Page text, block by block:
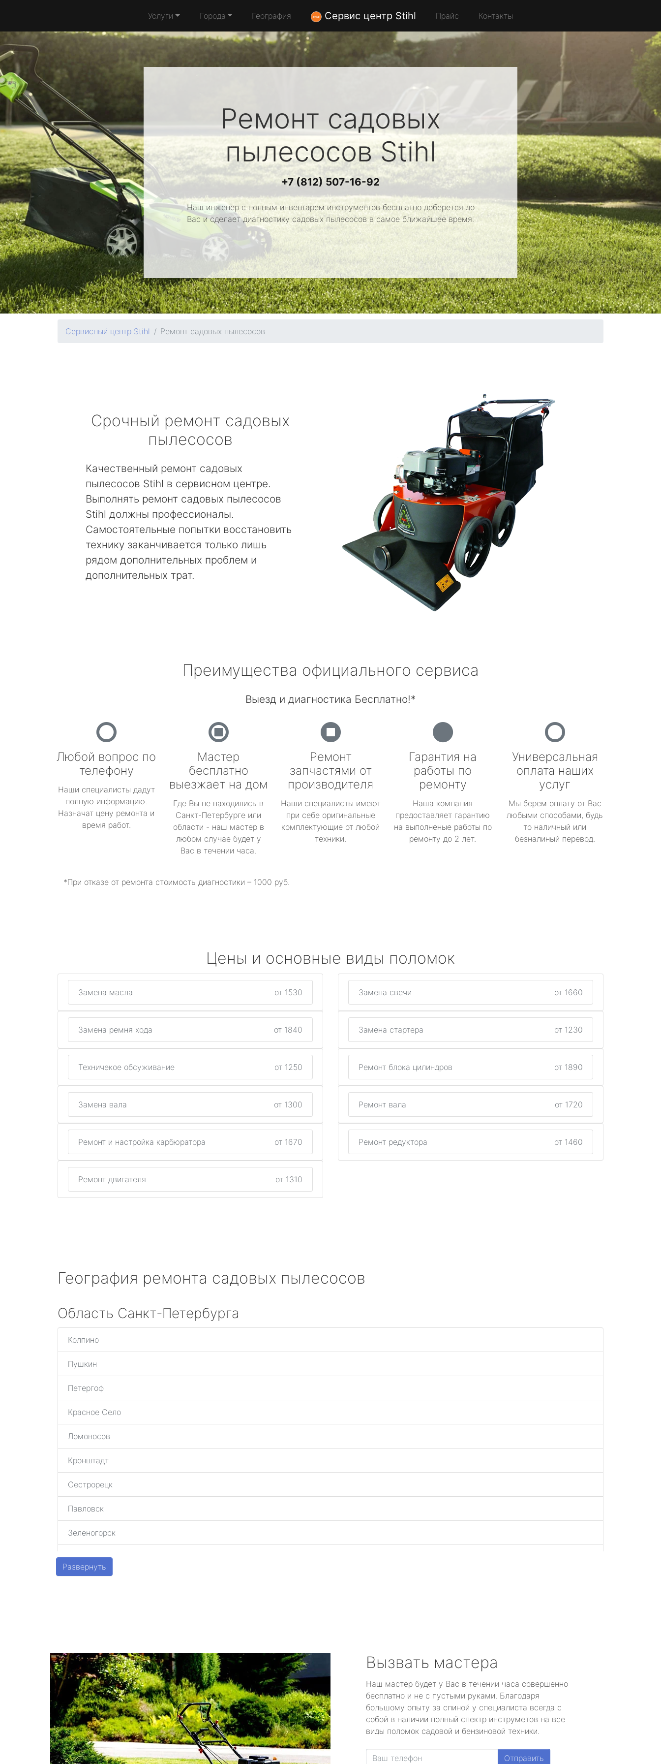
Услуги Города География Сервис центр Stihl Прайс Контакты
Ремонт садовых
пылесосовStihl
+7 (812) 507-16-92
Наш инженер с полным инвентарем инструментов бесплатно доберется до
Вас и сделает диагностику садовых пылесосов в самое ближайшее время.
Сервисный центр Stihl Ремонт садовых пылесосов
Срочный ремонт садовых
пылесосов
Качественный ремонт садовых
пылесосов Stihl в сервисном центре.
Выполнять ремонт садовых пылесосов
Stihl должны профессионалы.
Самостоятельные попытки восстановить
технику заканчивается только лишь
рядом дополнительных проблем и
дополнительных трат.
Преимущества официального сервиса
Выезд и диагностика Бесплатно!*
Любой вопрос по
телефону
Наши специалисты дадут
полную информацию.
Назначат цену ремонта и
время работ.
Мастер
бесплатно
выезжает на дом
Где Вы не находились в
Санкт-Петербурге или
области - наш мастер в
любом случае будет у
Вас в течении часа.
Ремонт
запчастями от
производителя
Наши специалисты имеют
при себе оригинальные
комплектующие от любой
техники.
Гарантия на
работы по
ремонту
Наша компания
предоставляет гарантию
на выполненые работы по
ремонту до 2 лет.
Универсальная
оплата наших
услуг
Мы берем оплату от Вас
любыми способами, будь
то наличный или
безналиный перевод.
*При отказе от ремонта стоимость диагностики – 1000 руб.
Цены и основные виды поломок
Замена масла от 1530 Замена свечи от 1660
Замена ремня хода от 1840 Замена стартера от 1230
Техничекое обсуживание от 1250 Ремонт блока цилиндров от 1890
Замена вала от 1300 Ремонт вала от 1720
Ремонт и настройка карбюратора от 1670 Ремонт редуктора от 1460
Ремонт двигателя от 1310
География ремонта садовых пылесосов
Область Санкт-Петербурга
Колпино
Пушкин
Петергоф
Красное Село
Ломоносов
Кронштадт
Сестрорецк
Павловск
Зеленогорск
Шушары
Песочный
Понтонный
Левашово
Лисий Нос
Репино
Развернуть
Вызвать мастера
Наш мастер будет у Вас в течении часа совершенно
бесплатно и не с пустыми руками. Благодаря
большому опыту за спиной у специалиста всегда с
собой в наличии полный спектр инструметов на все
виды поломок садовой и бензиновой техники.
Отправить